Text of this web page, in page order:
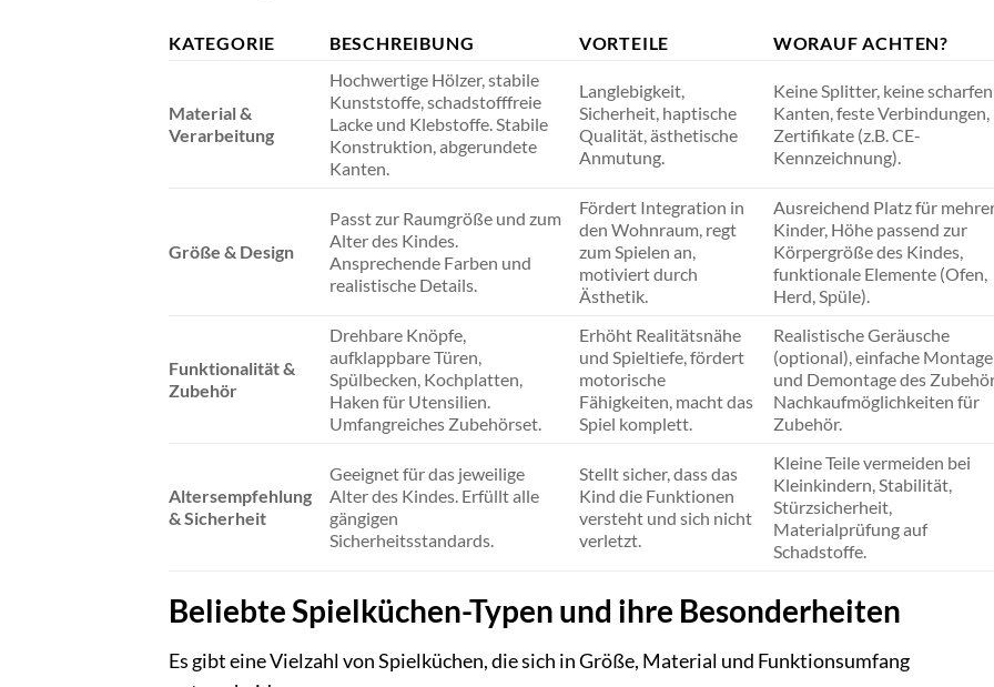
KATEGORIE BESCHREIBUNG VORTEILE WORAUF ACHTEN?
Material &
Verarbeitung
Hochwertige Hölzer, stabile
Kunststoffe, schadstofffreie
Lacke und Klebstoffe. Stabile
Konstruktion, abgerundete
Kanten.
Langlebigkeit,
Sicherheit, haptische
Qualität, ästhetische
Anmutung.
Keine Splitter, keine scharfen
Kanten, feste Verbindungen,
Zertifikate (z.B. CE-
Kennzeichnung).
Größe & Design
Passt zur Raumgröße und zum
Alter des Kindes.
Ansprechende Farben und
realistische Details.
Fördert Integration in
den Wohnraum, regt
zum Spielen an,
motiviert durch
Ästhetik.
Ausreichend Platz für
Kinder, Höhe passend zur
Körpergröße des Kindes,
funktionale Elemente (Ofen,
Herd, Spüle).
Funktionalität &
Zubehör
Drehbare Knöpfe,
aufklappbare Türen,
Spülbecken, Kochplatten,
Haken für Utensilien.
Umfangreiches Zubehörset.
Erhöht Realitätsnähe
und Spieltiefe, fördert
motorische
Fähigkeiten, macht das
Spiel komplett.
Realistische Geräusche
(optional), einfache Montage
und Demontage des
Nachkaufmöglichkeiten für
Zubehör.
Altersempfehlung
& Sicherheit
Geeignet für das jeweilige
Alter des Kindes. Erfüllt alle
gängigen
Sicherheitsstandards.
Stellt sicher, dass das
Kind die Funktionen
versteht und sich nicht
verletzt.
Kleine Teile vermeiden bei
Kleinkindern, Stabilität,
Stürzsicherheit,
Materialprüfung auf
Schadstoffe.
Beliebte Spielküchen-Typen und ihre Besonderheiten
Es gibt eine Vielzahl von Spielküchen, die sich in Größe, Material und Funktionsumfang